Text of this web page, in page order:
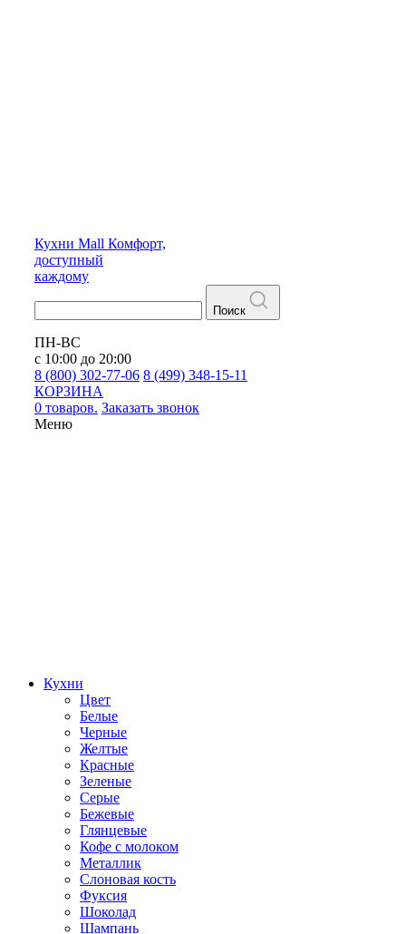
Кухни Mall Комфорт,
доступный
каждому
Поиск
ПН-ВС
с 10:00 до 20:00
8 (800) 302-77-06 8 (499) 348-15-11
КОРЗИНА
0 товаров. Заказать звонок
Меню
Кухни
Цвет
Белые
Черные
Желтые
Красные
Зеленые
Серые
Бежевые
Глянцевые
Кофе с молоком
Металлик
Слоновая кость
Фуксия
Шоколад
Шампань